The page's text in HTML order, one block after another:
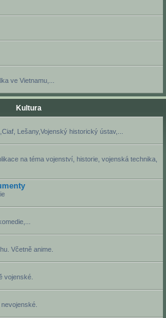
ve Vietnamu,...
Kultura
Lešany,Vojenský historický ústav,...
na téma vojenství, historie, vojenská technika,
Včetně anime.
vojenské.